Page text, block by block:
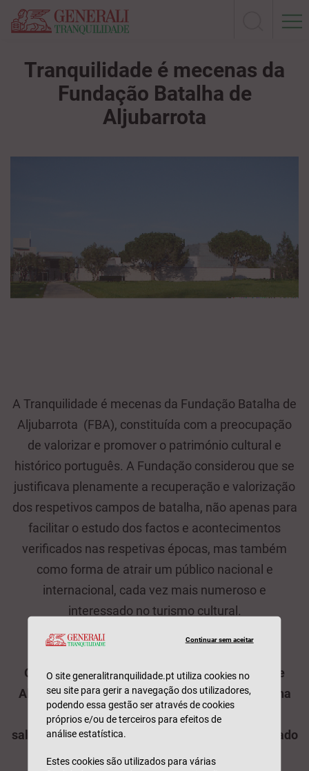
Tranquilidade é mecenas da
Fundação Batalha de
Aljubarrota
A Tranquilidade é mecenas da Fundação Batalha de
Aljubarrota (FBA), constituída com a preocupação
de valorizar e promover o património cultural e
histórico português. A Fundação considerou que se
justificava plenamente a recuperação e valorização
dos respetivos campos de batalha, não apenas para
facilitar o estudo dos factos e acontecimentos
verificados nas respetivas épocas, mas também
como forma de atrair um público nacional e
internacional, cada vez mais numeroso e
interessado no turismo cultural.
O CIBA - Centro de Interpretação da Batalha de
Aljubarrota é um projeto da Fundação da Batalha
de Aljubarrota (FBA), inserido no processo de
salvaguarda e valorização do património associado
ao Campo de São Jorge.
Continuar sem aceitar
O site generalitranquilidade.pt utiliza cookies no
seu site para gerir a navegação dos utilizadores,
podendo essa gestão ser através de cookies
próprios e/ou de terceiros para efeitos de
análise estatística.
Estes cookies são utilizados para várias